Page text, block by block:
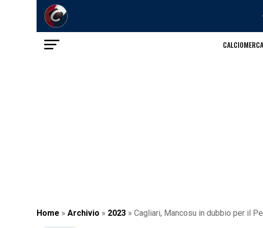
Home » Archivio » 2023 » Cagliari, Mancosu in dubbio per il